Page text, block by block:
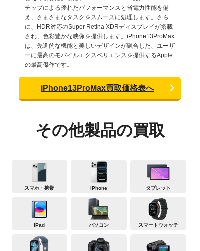
チップによる優れたパフォーマンスと省電力性能を備
え、さまざまなタスクをスムーズに処理します。さら
に、HDR対応のSuper Retina XDRディスプレイが搭載
され、色彩豊かな映像を提供します。 iPhone13ProMax
は、先進的な機能と美しいデザインが融合した、ユーザ
ーに最高のモバイルエクスペリエンスを提供するApple
の最高傑作です。
iPhone13ProMax買取価格表へ
その他製品の買取
スマホ・携帯 iPhone タブレット
iPad パソコン スマートウォッチ